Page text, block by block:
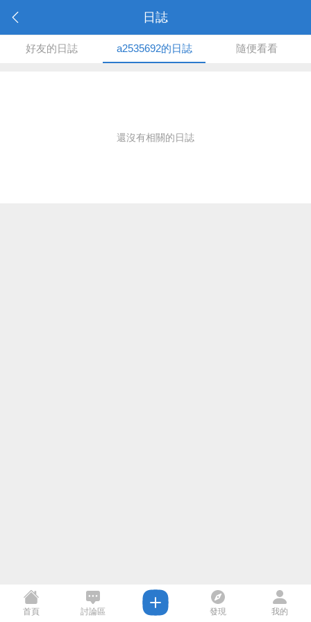
日誌
好友的日誌 a2535692的日誌 隨便看看
還沒有相關的日誌
首頁 討論區 發現 我的